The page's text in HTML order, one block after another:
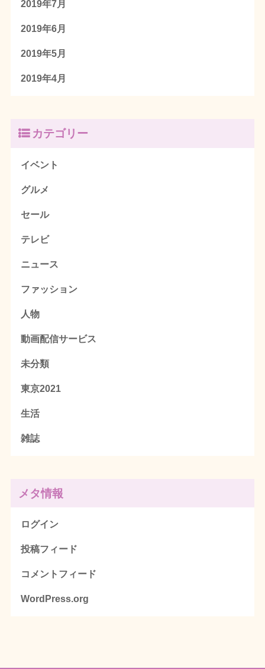
2019年7月
2019年6月
2019年5月
2019年4月
カテゴリー
イベント
グルメ
セール
テレビ
ニュース
ファッション
人物
動画配信サービス
未分類
東京2021
生活
雑誌
メタ情報
ログイン
投稿フィード
コメントフィード
WordPress.org